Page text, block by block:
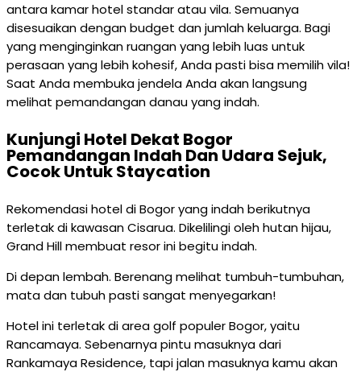
antara kamar hotel standar atau vila. Semuanya
disesuaikan dengan budget dan jumlah keluarga. Bagi
yang menginginkan ruangan yang lebih luas untuk
perasaan yang lebih kohesif, Anda pasti bisa memilih vila!
Saat Anda membuka jendela Anda akan langsung
melihat pemandangan danau yang indah.
Kunjungi Hotel Dekat Bogor
Pemandangan Indah Dan Udara Sejuk,
Cocok Untuk Staycation
Rekomendasi hotel di Bogor yang indah berikutnya
terletak di kawasan Cisarua. Dikelilingi oleh hutan hijau,
Grand Hill membuat resor ini begitu indah.
Di depan lembah. Berenang melihat tumbuh-tumbuhan,
mata dan tubuh pasti sangat menyegarkan!
Hotel ini terletak di area golf populer Bogor, yaitu
Rancamaya. Sebenarnya pintu masuknya dari
Rankamaya Residence, tapi jalan masuknya kamu akan